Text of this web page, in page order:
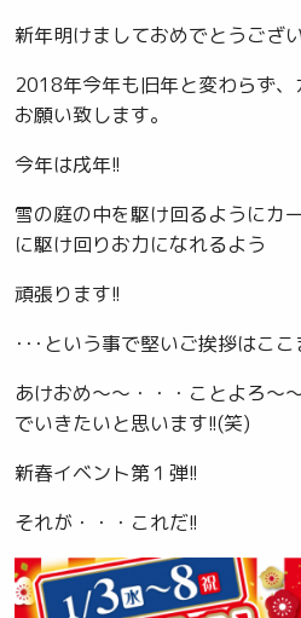
新年明けましておめでとうござ
2018年今年も旧年と変わらず、
お願い致します。
今年は戌年!!
雪の庭の中を駆け回るようにカ
に駆け回りお力になれるよう
頑張ります!!
･･･という事で堅いご挨拶はこ
あけおめ～～・・・ことよろ～
でいきたいと思います!!(笑)
新春イベント第１弾!!
それが・・・これだ!!